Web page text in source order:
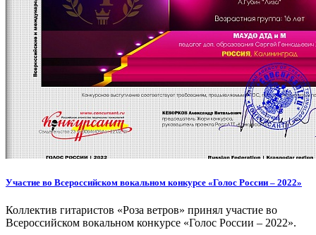
Участие во Всероссийском вокальном конкурсе «Голос России – 2022»
Коллектив гитаристов «Роза ветров» принял участие во
Всероссийском вокальном конкурсе «Голос России – 2022».